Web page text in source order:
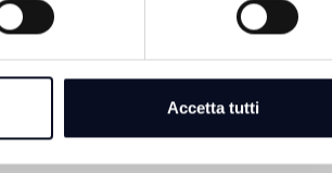
Accetta tutti